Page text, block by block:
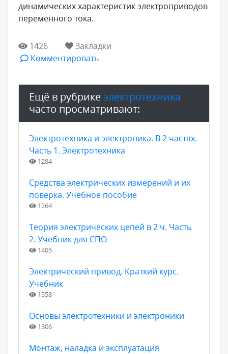
динамических характеристик электроприводов
переменного тока.
1426
Закладки
Комментировать
Ещё в рубрикеэлектротехника
часто просматривают:
Электротехника и электроника. В 2 частях.
Часть 1. Электротехника
1284
Средства электрических измерений и их
поверка. Учебное пособие
1264
Теория электрических цепей в 2 ч. Часть
2. Учебник для СПО
1405
Электрический привод. Краткий курс.
Учебник
1558
Основы электротехники и электроники
1306
Монтаж, наладка и эксплуатация